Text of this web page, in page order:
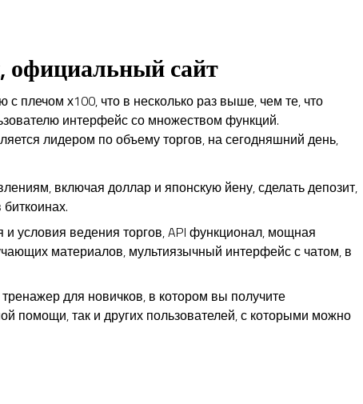
официальный сайт
плечом х100, что в несколько раз выше, чем те, что
интерфейс со множеством функций.
лидером по объему торгов, на сегодняшний день,
включая доллар и японскую йену, сделать депозит,
условия ведения торгов, API функционал, мощная
материалов, мультиязычный интерфейс с чатом, в
для новичков, в котором вы получите
помощи, так и других пользователей, с которыми можно